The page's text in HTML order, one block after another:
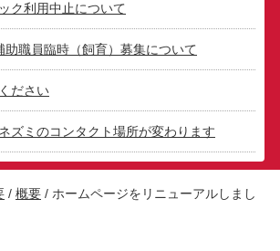
ク利用中止について
職員臨時（飼育）募集について
ださい
ズミのコンタクト場所が変わります
/ 概要 / ホームページをリニューアルしまし